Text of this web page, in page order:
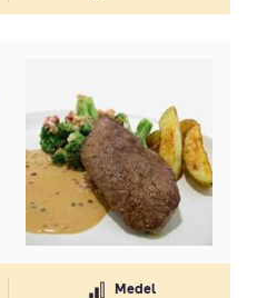
Medel